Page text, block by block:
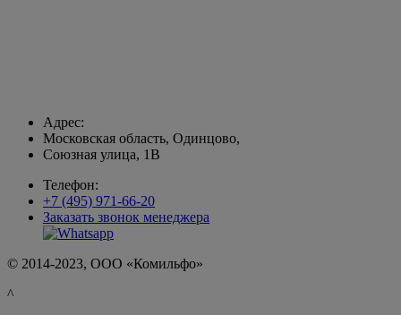
Адрес:
Московская область, Одинцово,
Союзная улица, 1В
Телефон:
+7 (495) 971-66-20
Заказать звонок менеджера
© 2014-2023, ООО «Комильфо»
^